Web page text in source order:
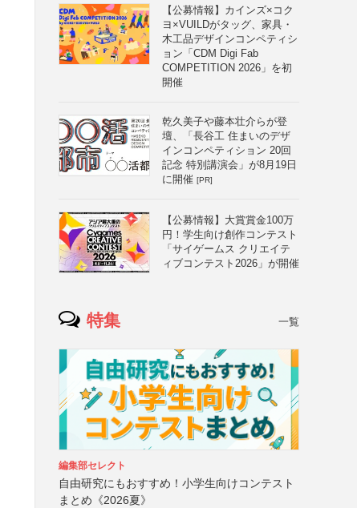
【公募情報】カインズ×コク
ヨ×VUILDがタッグ、家具・
木工品デザインコンペティシ
ョン「CDM Digi Fab
COMPETITION 2026」を初
開催
乾久美子や藤本壮介らが登
壇、「長谷工 住まいのデザ
インコンペティション 20回
記念 特別講演会」が8月19日
に開催 [PR]
【公募情報】大賞賞金100万
円！学生向け創作コンテスト
「サイゲームス クリエイテ
ィブコンテスト2026」が開催
特集 一覧
編集部セレクト
自由研究にもおすすめ！小学生向けコンテスト
まとめ《2026夏》